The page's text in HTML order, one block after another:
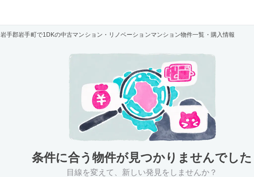
岩手郡岩手町で1DKの中古マンション・リノベーションマンション物件一覧・購入情報
条件に合う物件が見つかりませんでした
目線を変えて、新しい発見をしませんか？